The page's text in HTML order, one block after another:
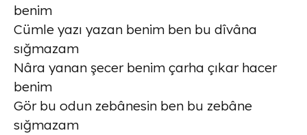
benim
Cümle yazı yazan benim ben bu dîvâna
sığmazam
Nâra yanan şecer benim çarha çıkar hacer
benim
Gör bu odun zebânesin ben bu zebâne
sığmazam